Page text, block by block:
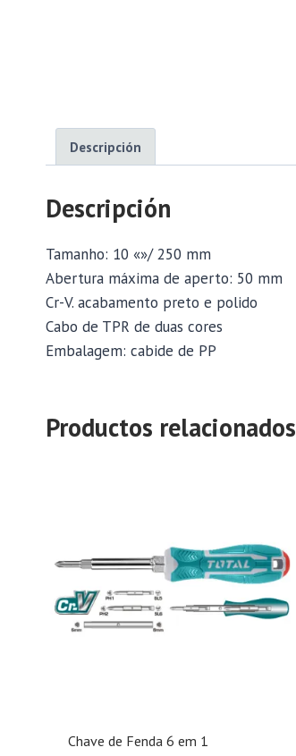
Descripción
Descripción
Tamanho: 10 «»/ 250 mm
Abertura máxima de aperto: 50 mm
Cr-V. acabamento preto e polido
Cabo de TPR de duas cores
Embalagem: cabide de PP
Productos relacionados
Chave de Fenda 6 em 1